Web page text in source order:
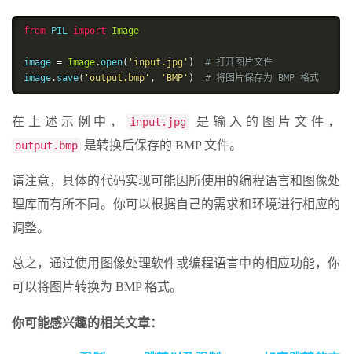
from PIL import Image
image = Image.open( 'input.jpg' )
# 打开图片文件
image. save( 'output.bmp' , 'BMP' ) # 将图片保存为 BMP 格式
在上述示例中， input.jpg 是输入的图片文件，
output.bmp 是转换后保存的 BMP 文件。
请注意，具体的代码实现可能因所使用的编程语言和图像处
理库而有所不同。你可以根据自己的需求和环境进行相应的
调整。
总之，通过使用图像处理软件或编程语言中的相应功能，你
可以将图片转换为 BMP 格式。
你可能感兴趣的相关文章：